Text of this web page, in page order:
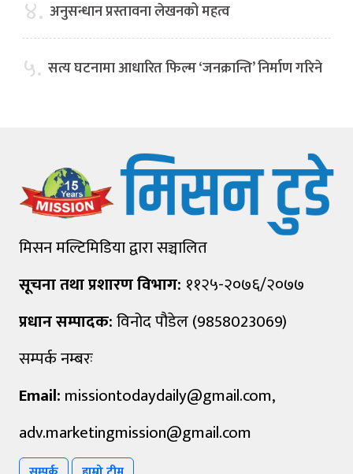
४. अनुसन्धान प्रस्तावना लेखनको महत्व
५. सत्य घटनामा आधारित फिल्म ‘जनक्रान्ति’ निर्माण गरिने
मिसन मल्टिमिडिया द्वारा सञ्चालित
सूचना तथा प्रशारण विभाग: ११२५-२०७६/२०७७
प्रधान सम्पादक:विनोद पौडेल (9858023069)
सम्पर्क नम्बरः
Email: missiontodaydaily@gmail.com,
adv.marketingmission@gmail.com